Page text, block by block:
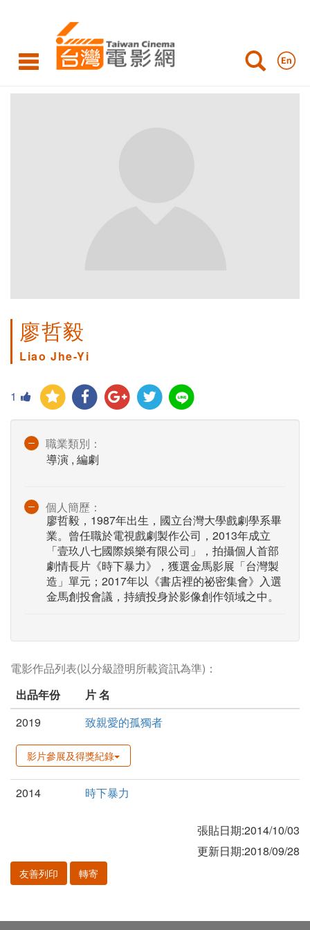
廖哲毅
Liao Jhe-Yi
1
職業類別：
導演 , 編劇
個人簡歷：
廖哲毅，1987年出生，國立台灣大學戲劇學系畢
業。曾任職於電視戲劇製作公司，2013年成立
「壹玖八七國際娛樂有限公司」，拍攝個人首部
劇情長片《時下暴力》，獲選金馬影展「台灣製
造」單元；2017年以《書店裡的祕密集會》入選
金馬創投會議，持續投身於影像創作領域之中。
電影作品列表(以分級證明所載資訊為準)：
出品年份
片 名
2019
致親愛的孤獨者
影片參展及得獎紀錄
2014 時下暴力
張貼日期:2014/10/03
更新日期:2018/09/28
友善列印 轉寄